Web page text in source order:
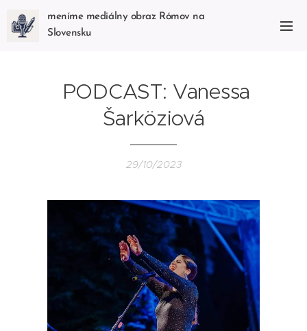
meníme mediálny obraz Rómov na
Slovensku
PODCAST: Vanessa
Šarköziová
29/10/2023